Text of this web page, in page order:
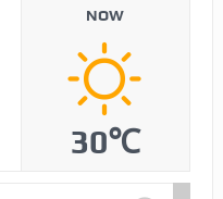
NOW
30℃